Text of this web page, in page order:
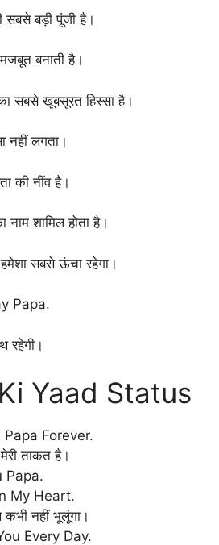
बड़ी पूंजी है।
बनाती है।
सबसे खूबसूरत हिस्सा है।
नहीं लगता।
की नींव है।
शामिल होता है।
सबसे ऊंचा रहेगा।
Papa.
रहेगी।
Yaad Status
Papa Forever.
ताकत है।
Papa.
My Heart.
नहीं भूलूंगा।
Every Day.